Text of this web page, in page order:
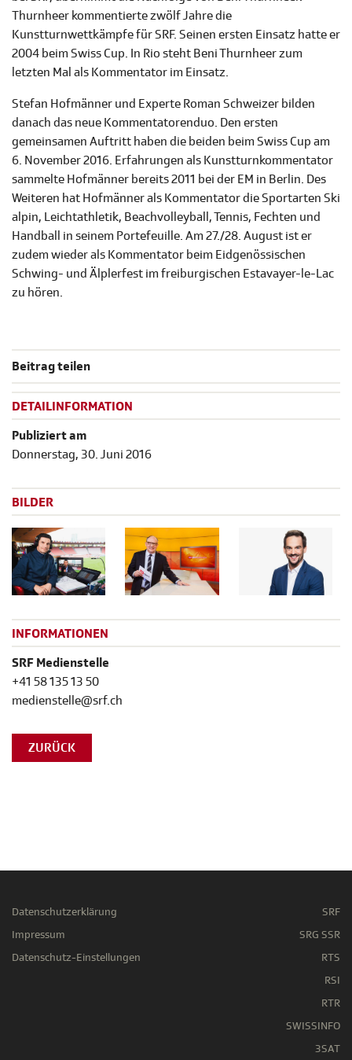
Thurnheer kommentierte zwölf Jahre die
Kunstturnwettkämpfe für SRF. Seinen ersten Einsatz hatte er
2004 beim Swiss Cup. In Rio steht Beni Thurnheer zum
letzten Mal als Kommentator im Einsatz.
Stefan Hofmänner und Experte Roman Schweizer bilden
danach das neue Kommentatorenduo. Den ersten
gemeinsamen Auftritt haben die beiden beim Swiss Cup am
6. November 2016. Erfahrungen als Kunstturnkommentator
sammelte Hofmänner bereits 2011 bei der EM in Berlin. Des
Weiteren hat Hofmänner als Kommentator die Sportarten Ski
alpin, Leichtathletik, Beachvolleyball, Tennis, Fechten und
Handball in seinem Portefeuille. Am 27./28. August ist er
zudem wieder als Kommentator beim Eidgenössischen
Schwing- und Älplerfest im freiburgischen Estavayer-le-Lac
zu hören.
Beitrag teilen
DETAILINFORMATION
Publiziert am
Donnerstag, 30. Juni 2016
BILDER
INFORMATIONEN
SRF Medienstelle
+41 58 135 13 50
medienstelle@srf.ch
ZURÜCK
Datenschutzerklärung
Impressum
Datenschutz-Einstellungen
SRF
SRG SSR
RTS
RSI
RTR
SWISSINFO
3SAT